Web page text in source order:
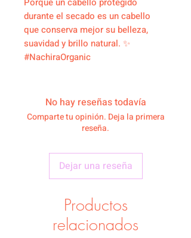
durante el secado es un cabello
que conserva mejor su belleza,
suavidad y brillo natural. ✨
#NachiraOrganic
No hay reseñas todavía
Comparte tu opinión. Deja la primera
reseña.
Dejar una reseña
Productos
relacionados